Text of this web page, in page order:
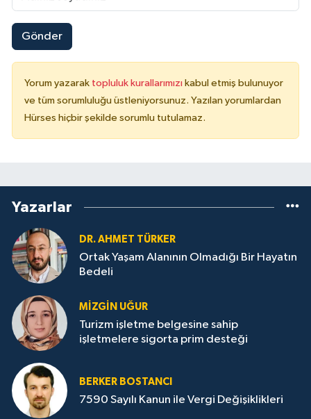
Gönder
Yorum yazarak topluluk kurallarımızı kabul etmiş bulunuyor
ve tüm sorumluluğu üstleniyorsunuz. Yazılan yorumlardan
Hürses hiçbir şekilde sorumlu tutulamaz.
Yazarlar
DR. AHMET TÜRKER
Ortak Yaşam Alanının Olmadığı Bir Hayatın
Bedeli
MIZGIN UĞUR
Turizm işletme belgesine sahip
işletmelere sigorta prim desteği
BERKER BOSTANCI
7590 Sayılı Kanun ile Vergi Değişiklikleri